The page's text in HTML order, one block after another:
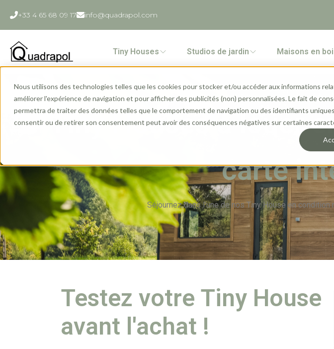
Nous utilisons des technologies telles que les cookies pour stocker et/ou accéder aux informations
améliorer l'expérience de navigation et pour afficher des publicités (non) personnalisées. Le fait de
permettra de traiter des données telles que le comportement de navigation ou des identifiants
consentir ou de retirer son consentement peut avoir des conséquences négatives sur certaines
+33 4 65 68 09 17 info@quadrapol.com
Tiny Houses Studios de jardin Maisons en
Tiny Houses à louer
carte
Séjournez dans l'une de nos Tiny House en
Testez votre Tiny House
avant l'achat !